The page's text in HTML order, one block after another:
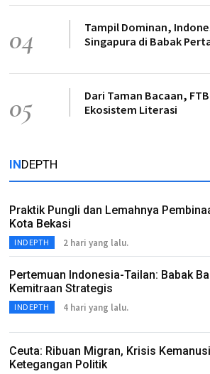
04
Tampil Dominan,
Singapura di Babak
05
Dari Taman Bacaan,
Ekosistem Literasi
INDEPTH
Praktik Pungli dan Lemahnya
Kota Bekasi
INDEPTH 2 hari yang lalu.
Pertemuan Indonesia-Tailan: Babak
Kemitraan Strategis
INDEPTH 4 hari yang lalu.
Ceuta: Ribuan Migran, Krisis
Ketegangan Politik